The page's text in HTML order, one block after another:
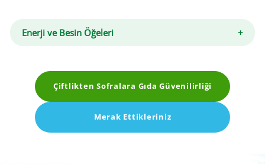
Enerji ve Besin Öğeleri
Çiftlikten Sofralara Gıda Güvenilirliği
Merak Ettikleriniz